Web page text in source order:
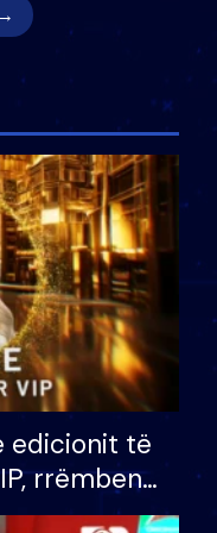
edicionit të
rrëmben
mijë eurosh